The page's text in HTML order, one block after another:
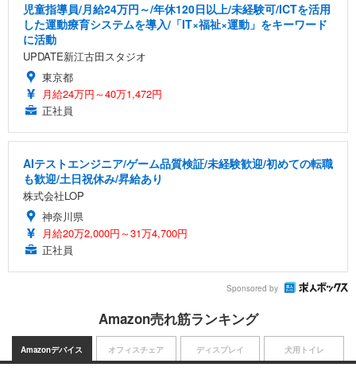
児童指導員/月給24万円～/年休120日以上/未経験可/ICTを活用
した運動療育システムを導入/「IT×福祉×運動」をキーワード
に活動
UPDATE新江古田スタジオ
東京都
月給24万円～40万1,472円
正社員
AIテストエンジニア/ゲーム品質検証/未経験歓迎/初めての転職
も歓迎/土日祝休み/昇給あり
株式会社LOP
神奈川県
月給20万2,000円～31万4,700円
正社員
Sponsored by
Amazon売れ筋ランキング
Amazonデバイス オフィスチェア ディスプレイ 犬用トイレ